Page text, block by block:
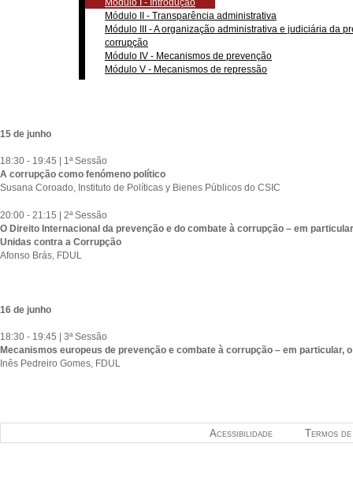
Módulo II - Transparência administrativa
Módulo III - A organização administrativa e judiciária da
corrupção
Módulo IV - Mecanismos de prevenção
Módulo V - Mecanismos de repressão
15 de junho
18:30 - 19:45 | 1ª Sessão
A corrupção como fenómeno político
Susana Coroado, Instituto de Políticas y Bienes Públicos do CSIC
20:00 - 21:15 | 2ª Sessão
O Direito Internacional da prevenção e do combate à corrupção – em
Unidas contra a Corrupção
Afonso Brás, FDUL
16 de junho
18:30 - 19:45 | 3ª Sessão
Mecanismos europeus de prevenção e combate à corrupção – em particular, o
Inês Pedreiro Gomes, FDUL
Termos
Acessibilidade